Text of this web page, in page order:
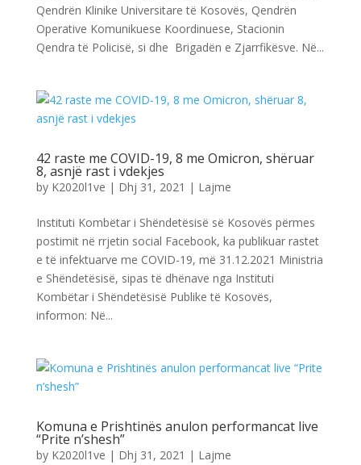
Qendrën Klinike Universitare të Kosovës, Qendrën
Operative Komunikuese Koordinuese, Stacionin
Qendra të Policisë, si dhe Brigadën e Zjarrfikësve. Në...
42 raste me COVID-19, 8 me Omicron, shëruar
8, asnjë rast i vdekjes
by K2020l1ve | Dhj 31, 2021 | Lajme
Instituti Kombëtar i Shëndetësisë së Kosovës përmes
postimit në rrjetin social Facebook, ka publikuar rastet
e të infektuarve me COVID-19, më 31.12.2021 Ministria
e Shëndetësisë, sipas të dhënave nga Instituti
Kombëtar i Shëndetësisë Publike të Kosovës,
informon: Në...
Komuna e Prishtinës anulon performancat live
“Prite n’shesh”
by K2020l1ve | Dhj 31, 2021 | Lajme